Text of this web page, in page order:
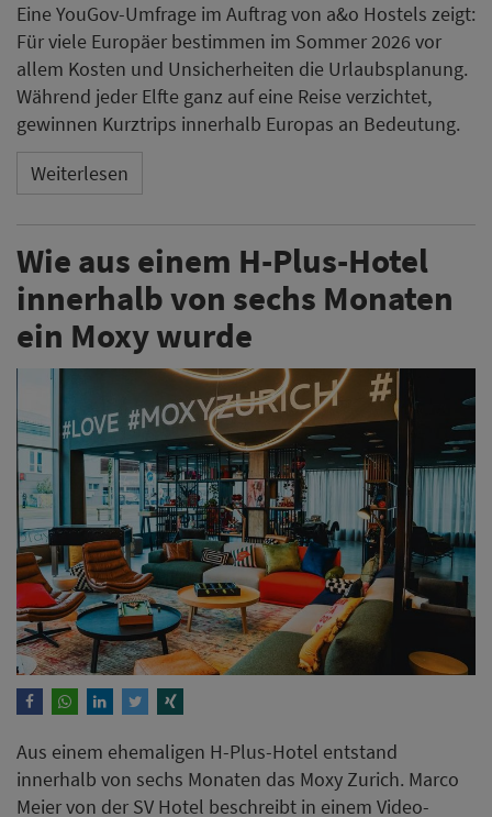
Eine YouGov-Umfrage im Auftrag von a&o Hostels zeigt:
Für viele Europäer bestimmen im Sommer 2026 vor
allem Kosten und Unsicherheiten die Urlaubsplanung.
Während jeder Elfte ganz auf eine Reise verzichtet,
gewinnen Kurztrips innerhalb Europas an Bedeutung.
Weiterlesen
Wie aus einem H-Plus-Hotel
innerhalb von sechs Monaten
ein Moxy wurde
Aus einem ehemaligen H-Plus-Hotel entstand
innerhalb von sechs Monaten das Moxy Zurich. Marco
Meier von der SV Hotel beschreibt in einem Video-